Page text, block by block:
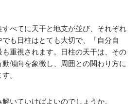
すべてに天干と地支が並び、それぞれ
も日柱はとても大切で、「自分自
重視されます。日柱の天干は、その
動傾向を象徴し、周囲との関わり方に
。
いていけばよいのでしょうか。